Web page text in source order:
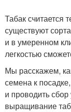
Табак считается
существуют
и в умеренном
легкостью
Мы расскажем,
семена к
и проводить
выращивание